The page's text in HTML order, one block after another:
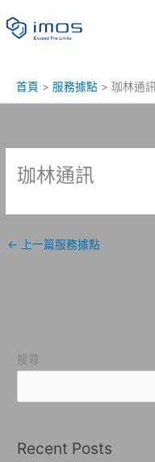
至
首頁 服務據點 珈林通訊
珈林通訊
← 上一篇服務據點
搜尋
Recent Posts